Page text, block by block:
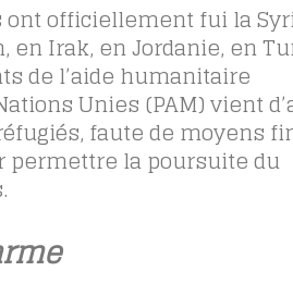
officiellement fui la
en Irak, en Jordanie, en
de l’aide humanitaire
Unies (PAM) vient
faute de moyens
permettre la poursuite du